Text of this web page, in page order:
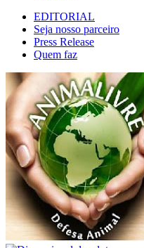
EDITORIAL
Seja nosso parceiro
Press Release
Quem faz